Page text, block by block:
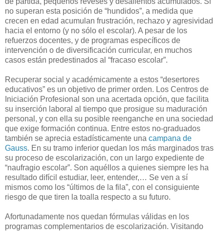
no superan esta posición de “hundidos”, a medida que
crecen en edad acumulan frustración, rechazo y agresividad
hacia el entorno (y no sólo el escolar). A pesar de los
refuerzos docentes, y de programas específicos de
intervención o de diversificación curricular, en muchos
casos están predestinados al “fracaso escolar”.
Recuperar social y académicamente a estos “desertores
educativos” es un objetivo de primer orden. Los Centros de
Iniciación Profesional son una acertada opción, que facilita
su inserción laboral al tiempo que prosigue su maduración
personal, y con ella su posible reenganche en una sociedad
que exige formación continua. Entre estos no-graduados
también se aprecia estadísticamente una campana de
Gauss. En su tramo inferior quedan los más marginados tras
su proceso de escolarización, con un largo expediente de
“naufragio escolar”. Son aquéllos a quienes siempre les ha
resultado difícil estudiar, leer, entender,… Se ven a sí
mismos como los “últimos de la fila”, con el consiguiente
riesgo de que tiren la toalla respecto a su futuro.
Afortunadamente nos quedan fórmulas válidas en los
programas complementarios de escolarización. Visitando